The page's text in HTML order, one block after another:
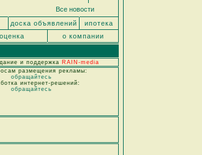
Все новости
доска объявлений
ипотека
оценка о компании
и поддержка RAIN-media
размещения рекламы:
обращайтесь
интернет-решений:
обращайтесь